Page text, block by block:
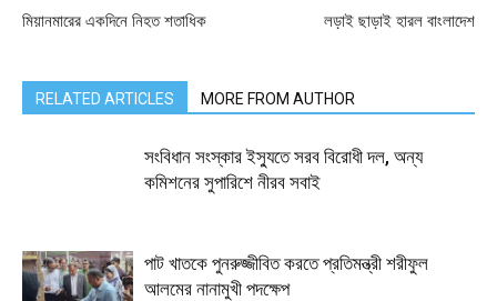
মিয়ানমারের একদিনে নিহত শতাধিক লড়াই ছাড়াই হারল বাংলাদেশ
RELATED ARTICLES MORE FROM AUTHOR
সংবিধান সংস্কার ইস্যুতে সরব বিরোধী দল, অন্য
কমিশনের সুপারিশে নীরব সবাই
পাট খাতকে পুনরুজ্জীবিত করতে প্রতিমন্ত্রী শরীফুল
আলমের নানামুখী পদক্ষেপ